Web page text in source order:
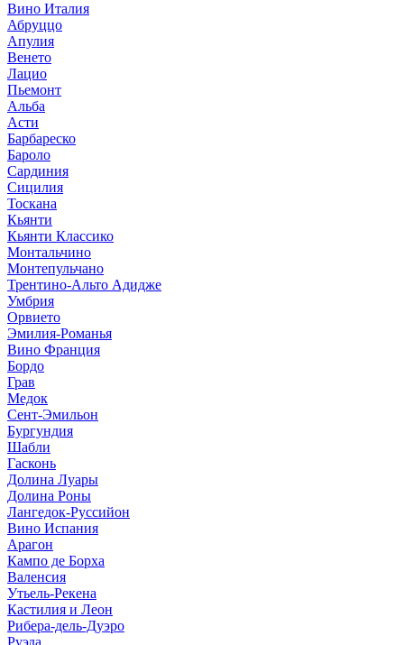
Вино Италия
Абруццо
Апулия
Венето
Лацио
Пьемонт
Альба
Асти
Барбареско
Бароло
Сардиния
Сицилия
Тоскана
Кьянти
Кьянти Классико
Монтальчино
Монтепульчано
Трентино-Альто Адидже
Умбрия
Орвието
Эмилия-Романья
Вино Франция
Бордо
Грав
Медок
Сент-Эмильон
Бургундия
Шабли
Гасконь
Долина Луары
Долина Роны
Лангедок-Руссийон
Вино Испания
Арагон
Кампо де Борха
Валенсия
Утьель-Рекена
Кастилия и Леон
Рибера-дель-Дуэро